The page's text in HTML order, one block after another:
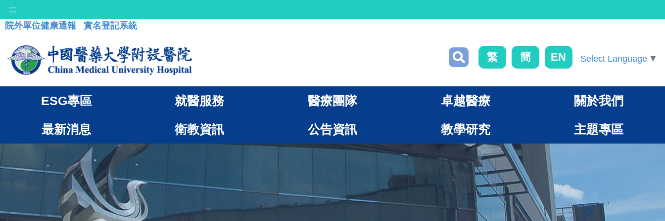
:::
院外單位健康通報
實名登記系統
繁 簡 EN Select Language ▼
ESG專區 就醫服務 醫療團隊 卓越醫療 關於我們
最新消息 衛教資訊 公告資訊 教學研究 主題專區